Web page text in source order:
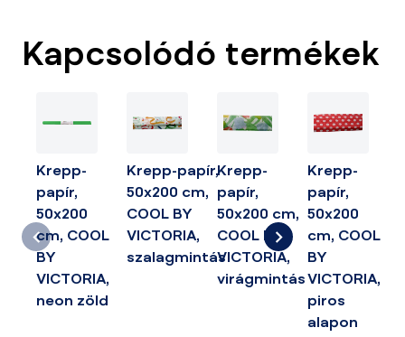
Kapcsolódó termékek
Krepp-
papír,
50x200
cm, COOL
BY
VICTORIA,
neon zöld
Krepp-papír,
50x200 cm,
COOL BY
VICTORIA,
szalagmintás
Krepp-
papír,
50x200 cm,
COOL BY
VICTORIA,
virágmintás
Krepp-
papír,
50x200
cm, COOL
BY
VICTORIA,
piros
alapon